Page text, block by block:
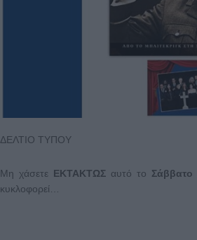
ΔΕΛΤΙΟ ΤΥΠΟΥ
Μη χάσετε ΕΚΤΑΚΤΩΣ αυτό το
κυκλοφορεί…